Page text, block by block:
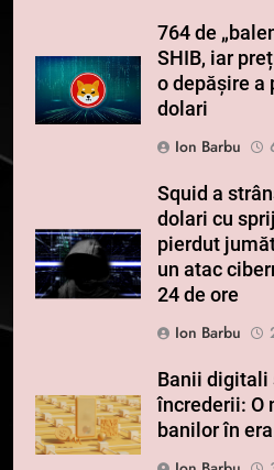
764 de
SHIB, iar
o depășire a
dolari
Ion Barbu
Squid a
dolari cu
pierdut
un atac
24 de ore
Ion Barbu
Banii digitali
încrederii: O
banilor în